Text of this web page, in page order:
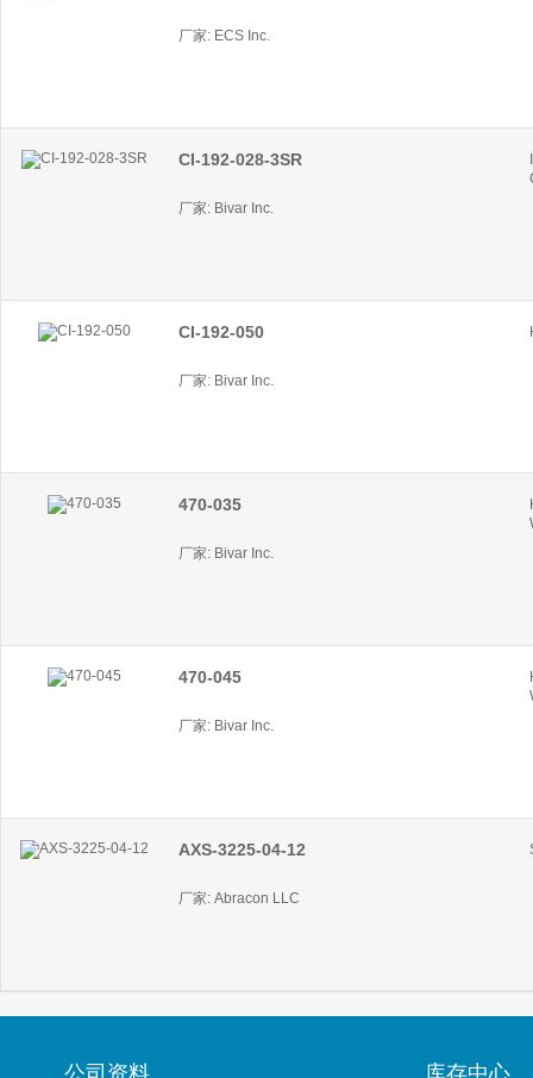
厂家: ECS Inc.
CI-192-028-3SR
厂家: Bivar Inc.
CI-192-050
厂家: Bivar Inc.
470-035
厂家: Bivar Inc.
470-045
厂家: Bivar Inc.
AXS-3225-04-12
厂家: Abracon LLC
公司资料 库存中心